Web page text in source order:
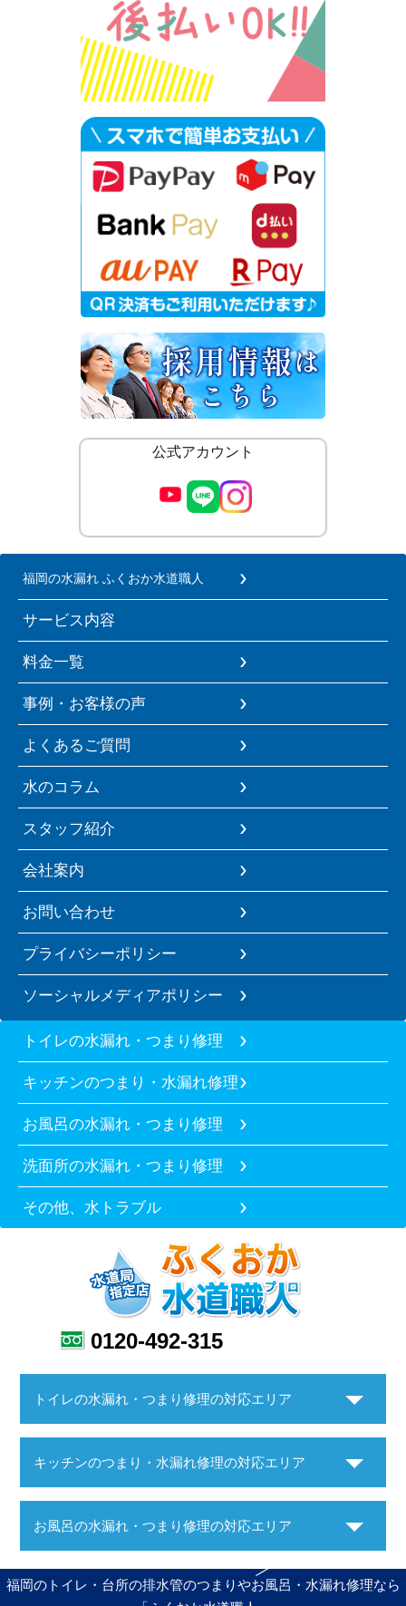
公式アカウント
福岡の水漏れ ふくおか水道職人
サービス内容
料金一覧
事例・お客様の声
よくあるご質問
水のコラム
スタッフ紹介
会社案内
お問い合わせ
プライバシーポリシー
ソーシャルメディアポリシー
トイレの水漏れ・つまり修理
キッチンのつまり・水漏れ修理
お風呂の水漏れ・つまり修理
洗面所の水漏れ・つまり修理
その他、水トラブル
0120-492-315
トイレの水漏れ・つまり修理の対応エリア
キッチンのつまり・水漏れ修理の対応エリア
お風呂の水漏れ・つまり修理の対応エリア
福岡のトイレ・台所の排水管のつまりやお風呂・水漏れ修理なら